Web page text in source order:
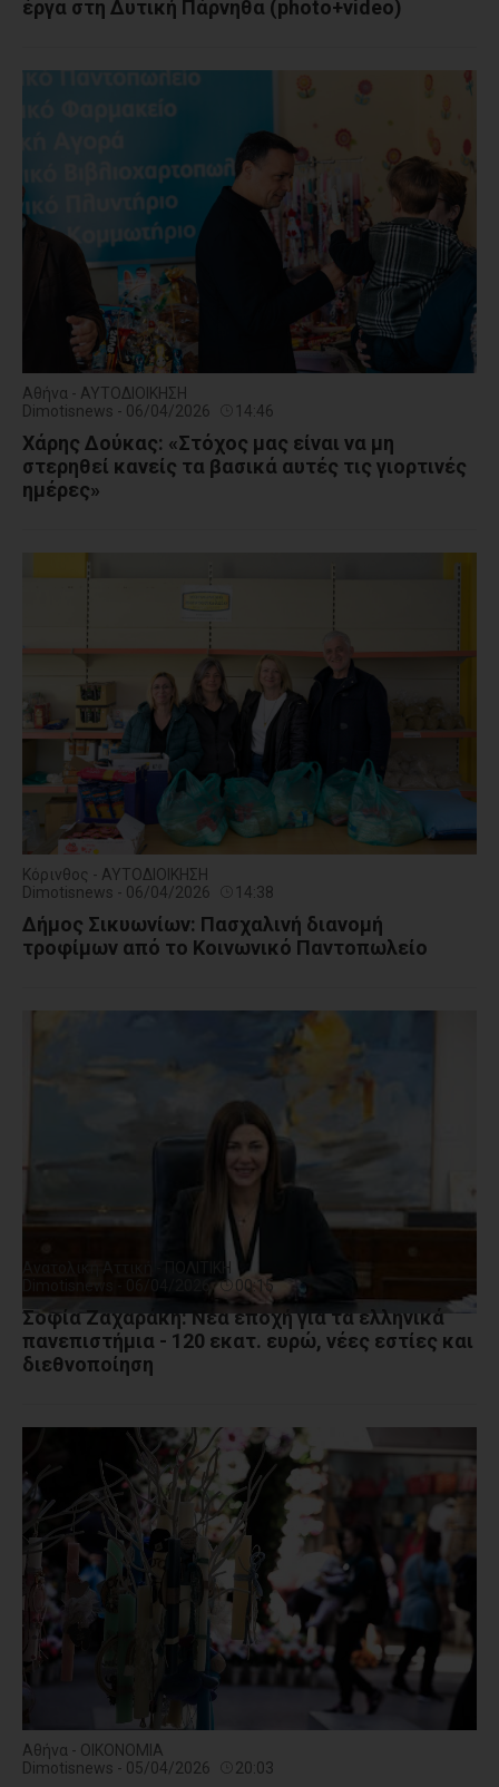
έργα στη Δυτική Πάρνηθα (photo+video)
Αθήνα - ΑΥΤΟΔΙΟΙΚΗΣΗ
Dimotisnews - 06/04/2026
14:46
Χάρης Δούκας: «Στόχος μας είναι να μη
στερηθεί κανείς τα βασικά αυτές τις γιορτινές
ημέρες»
Κόρινθος - ΑΥΤΟΔΙΟΙΚΗΣΗ
Dimotisnews - 06/04/2026
14:38
Δήμος Σικυωνίων: Πασχαλινή διανομή
τροφίμων από το Κοινωνικό Παντοπωλείο
Ανατολική Αττική - ΠΟΛΙΤΙΚΗ
00:15
Σοφία Ζαχαράκη: Νέα εποχή για τα ελληνικά
πανεπιστήμια - 120 εκατ. ευρώ, νέες εστίες και
διεθνοποίηση
Αθήνα - ΟΙΚΟΝΟΜΙΑ
Dimotisnews - 05/04/2026
20:03